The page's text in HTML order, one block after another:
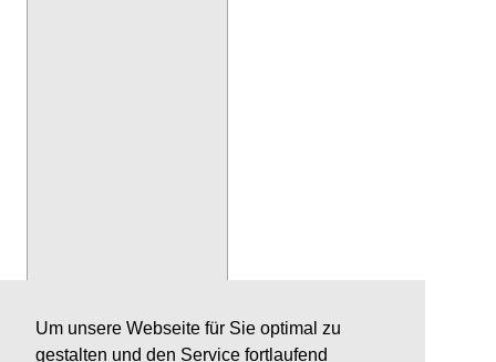
Um unsere Webseite für Sie optimal zu
gestalten und den Service fortlaufend